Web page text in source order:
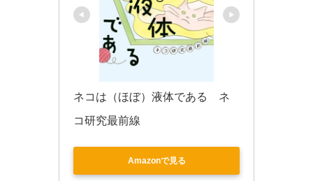
ネコは（ほぼ）液体である　ネ
コ研究最前線
Amazonで見る